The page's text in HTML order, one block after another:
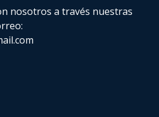
nosotros a través nuestras